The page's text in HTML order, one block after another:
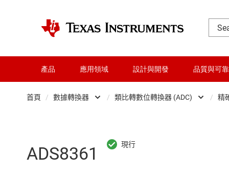
產品 應用領域 設計與開發 品質與可
首頁 / 數據轉換器
交換器與多工器
/ 類比轉數位轉換器 (ADC) / 精
ADS8361